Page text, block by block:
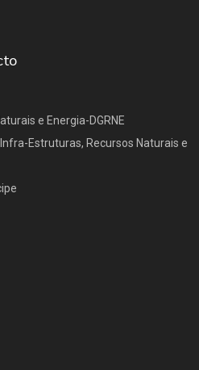
e Energia-DGRNE
Estruturas, Recursos Naturais e